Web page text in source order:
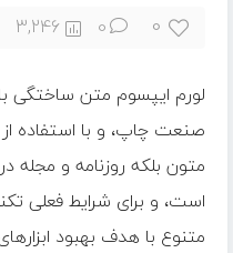
0
0
3,246
لورم ایپسوم متن ساختگی
صنعت چاپ، و با استفاده
متون بلکه روزنامه و مجله
است، و برای شرایط فعلی
متنوع با هدف بهبود